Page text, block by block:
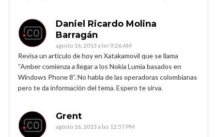
Daniel Ricardo Molina
Barragán
agosto 16, 2013 a las 9:26 AM
Revisa un artículo de hoy en Xatakamovil que se llama
“Amber comienza a llegar a los Nokia Lumia basados en
Windows Phone 8”. No habla de las operadoras colombianas
pero te da información del tema. Espero te sirva.
Grent
agosto 16, 2013 a las 12:57 PM